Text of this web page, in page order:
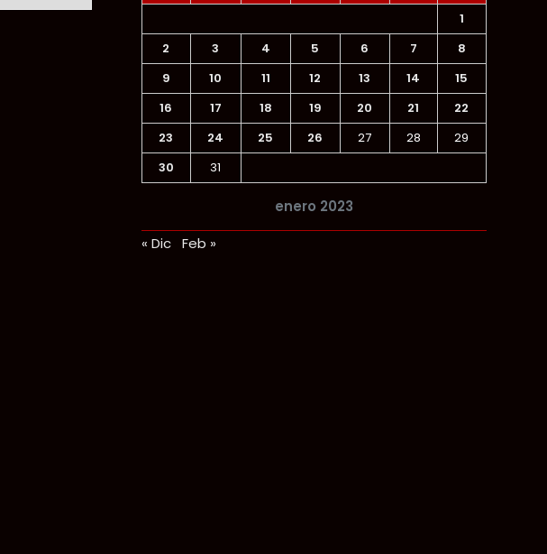
enero 2023
1
2
3 4 5 6 7
8
9
10 11 12 13 14
15
16
17 18 19 20 21
22
23
24 25 26 27 28
29
30
31
« Dic Feb »